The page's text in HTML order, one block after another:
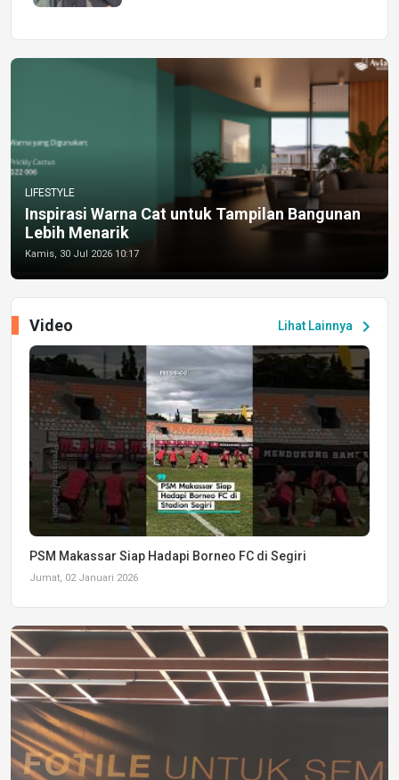
LIFESTYLE
Inspirasi Warna Cat untuk Tampilan Bangunan
Lebih Menarik
Kamis, 30 Jul 2026 10:17
Lihat Lainnya chevron_right
Video
PSM Makassar Siap Hadapi Borneo FC di Segiri
Jumat, 02 Januari 2026